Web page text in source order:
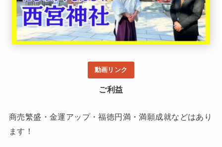
動画リンク
ご利益
商売繁盛・金運アップ・福徳円満・満願成就などはあり
ます！